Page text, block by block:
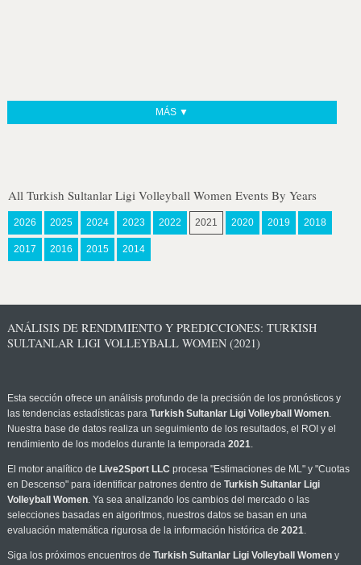
MÁS ▼
All Turkish Sultanlar Ligi Volleyball Women Events By Years
2026 2025 2024 2023 2022 2021 2020 2019 2018
2017 2016 2015 2014
ANÁLISIS DE RENDIMIENTO Y PREDICCIONES: TURKISH
SULTANLAR LIGI VOLLEYBALL WOMEN (2021)
Esta sección ofrece un análisis profundo de la precisión de los pronósticos y
las tendencias estadísticas para Turkish Sultanlar Ligi Volleyball Women.
Nuestra base de datos realiza un seguimiento de los resultados, el ROI y el
rendimiento de los modelos durante la temporada 2021.
El motor analítico de Live2Sport LLC procesa "Estimaciones de ML" y "Cuotas
en Descenso" para identificar patrones dentro de Turkish Sultanlar Ligi
Volleyball Women. Ya sea analizando los cambios del mercado o las
selecciones basadas en algoritmos, nuestros datos se basan en una
evaluación matemática rigurosa de la información histórica de 2021.
Siga los próximos encuentros de Turkish Sultanlar Ligi Volleyball Womeny